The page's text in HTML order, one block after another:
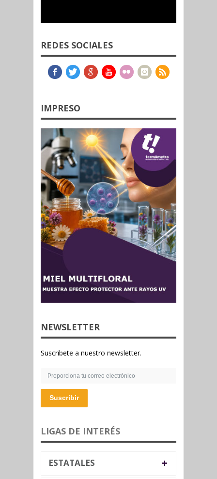
REDES SOCIALES
IMPRESO
NEWSLETTER
Suscribete a nuestro newsletter.
Suscribir
LIGAS DE INTERÉS
ESTATALES +